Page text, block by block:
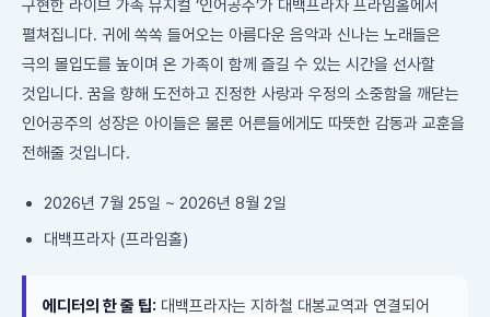
구현한 라이브 가족 뮤지컬 ‘인어공주’가 대백프라자 프라임홀에서
펼쳐집니다. 귀에 쏙쏙 들어오는 아름다운 음악과 신나는 노래들은
극의 몰입도를 높이며 온 가족이 함께 즐길 수 있는 시간을 선사할
것입니다. 꿈을 향해 도전하고 진정한 사랑과 우정의 소중함을 깨닫는
인어공주의 성장은 아이들은 물론 어른들에게도 따뜻한 감동과 교훈을
전해줄 것입니다.
2026년 7월 25일 ~ 2026년 8월 2일
대백프라자 (프라임홀)
에디터의 한 줄 팁: 대백프라자는 지하철 대봉교역과 연결되어